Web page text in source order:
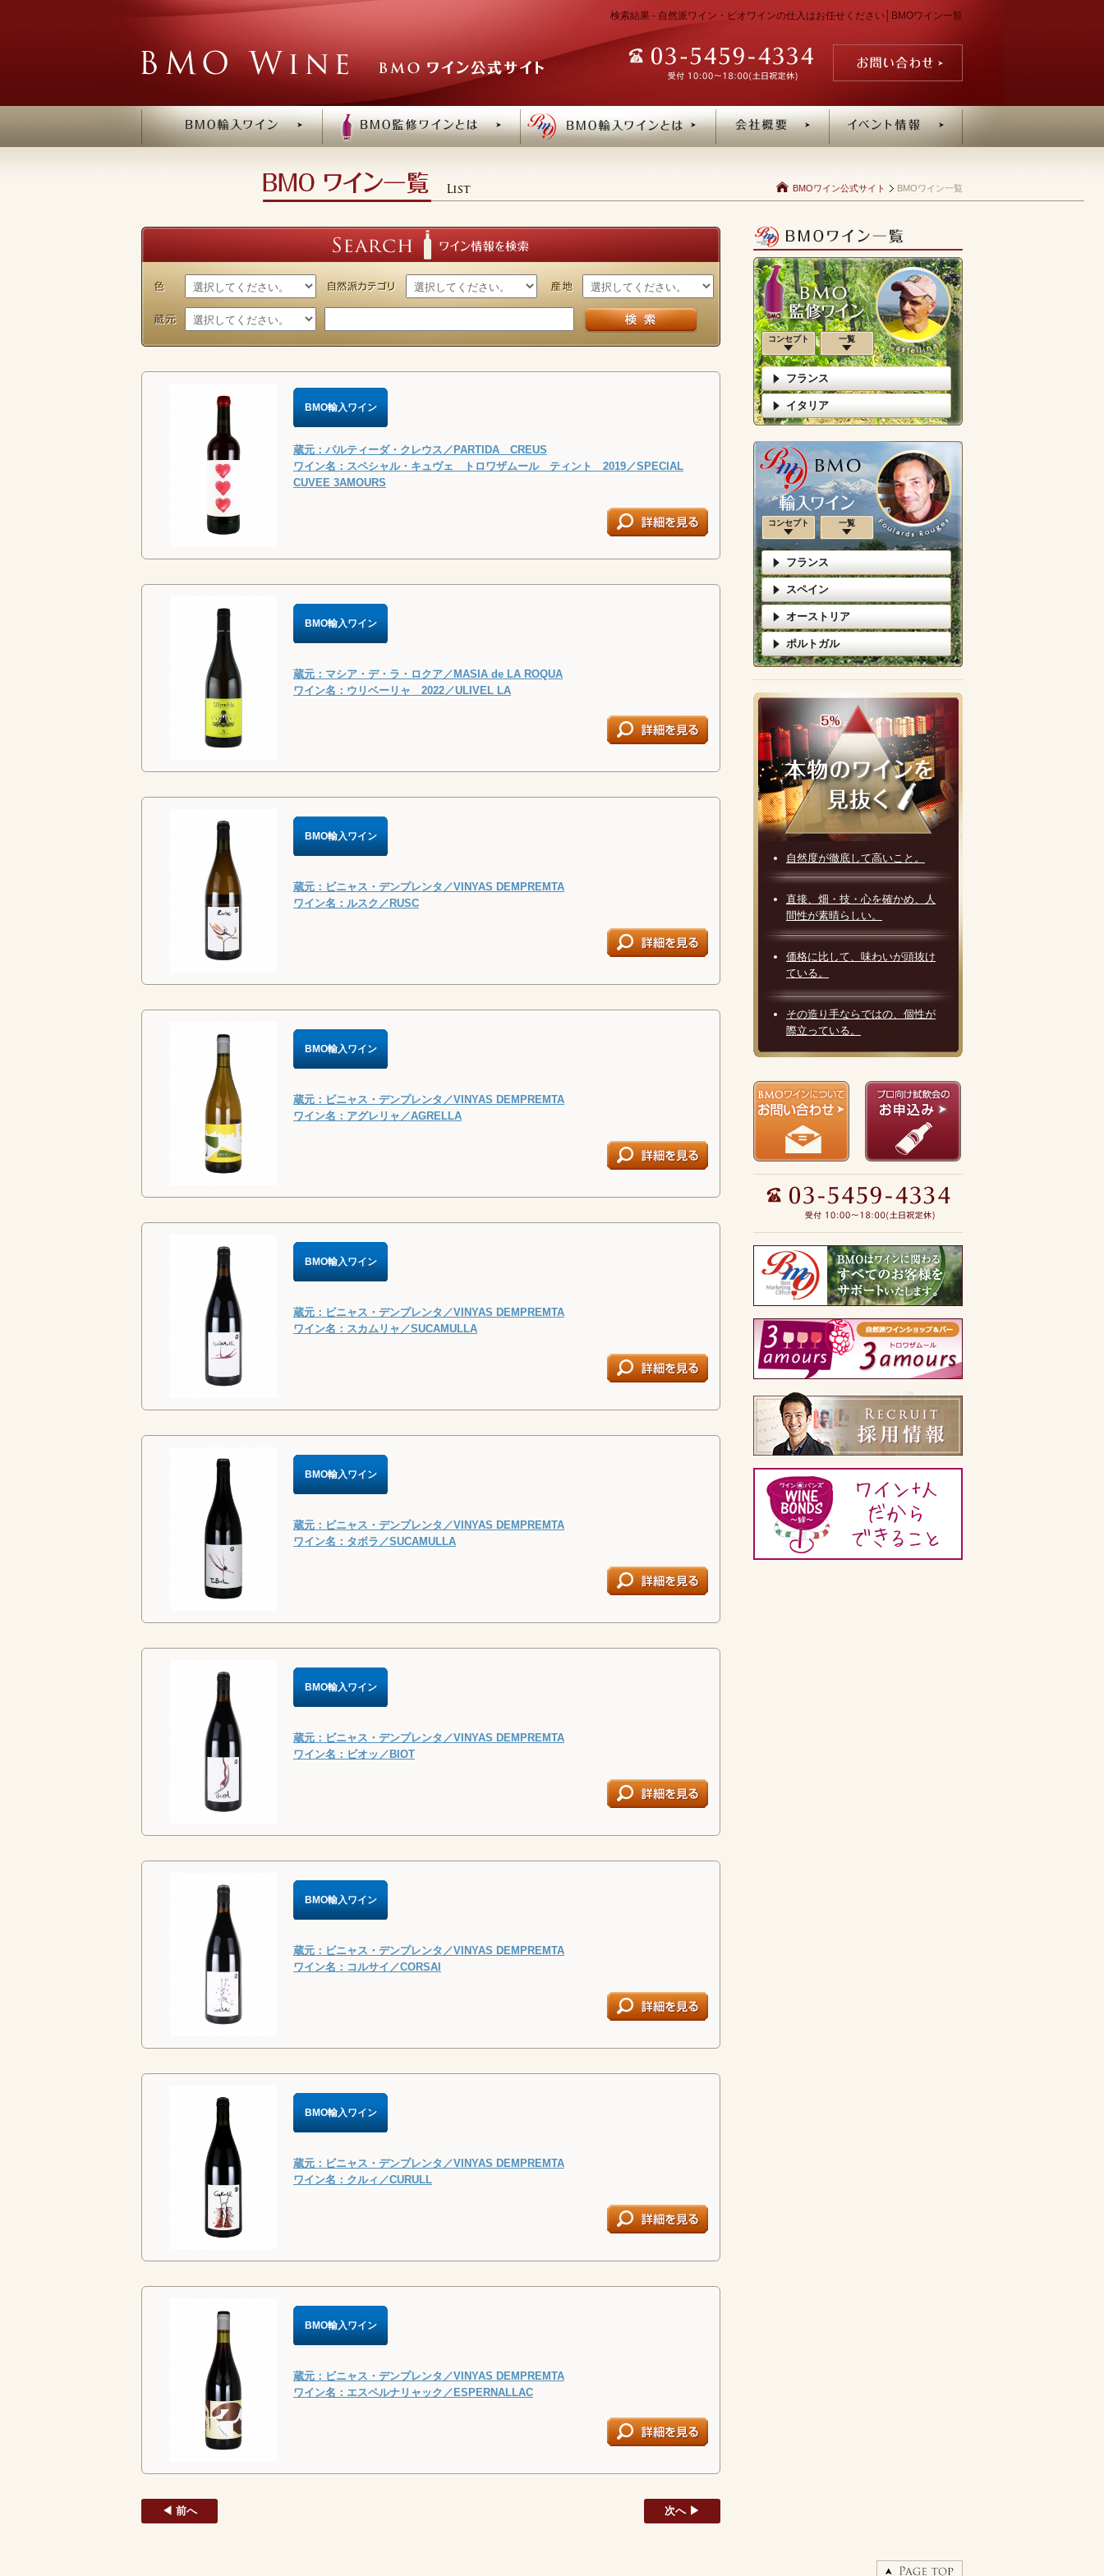
検索結果 - 自然派ワイン・ビオワインの仕入はお任せください│BMOワイン一覧
BMOワイン公式サイト BMOワイン一覧
BMO輸入ワイン
蔵元：パルティーダ・クレウス／PARTIDA CREUS
ワイン名：スペシャル・キュヴェ トロワザムール ティント 2019／SPECIAL
CUVEE 3AMOURS
BMO輸入ワイン
蔵元：マシア・デ・ラ・ロクア／MASIA de LA ROQUA
ワイン名：ウリベーリャ 2022／ULIVEL LA
BMO輸入ワイン
蔵元：ビニャス・デンプレンタ／VINYAS DEMPREMTA
ワイン名：ルスク／RUSC
BMO輸入ワイン
蔵元：ビニャス・デンプレンタ／VINYAS DEMPREMTA
ワイン名：アグレリャ／AGRELLA
BMO輸入ワイン
蔵元：ビニャス・デンプレンタ／VINYAS DEMPREMTA
ワイン名：スカムリャ／SUCAMULLA
BMO輸入ワイン
蔵元：ビニャス・デンプレンタ／VINYAS DEMPREMTA
ワイン名：タボラ／SUCAMULLA
BMO輸入ワイン
蔵元：ビニャス・デンプレンタ／VINYAS DEMPREMTA
ワイン名：ビオッ／BIOT
BMO輸入ワイン
蔵元：ビニャス・デンプレンタ／VINYAS DEMPREMTA
ワイン名：コルサイ／CORSAI
BMO輸入ワイン
蔵元：ビニャス・デンプレンタ／VINYAS DEMPREMTA
ワイン名：クルィ／CURULL
BMO輸入ワイン
蔵元：ビニャス・デンプレンタ／VINYAS DEMPREMTA
ワイン名：エスペルナリャック／ESPERNALLAC
◀ 前へ 次へ ▶
コンセプト 一覧
フランス
イタリア
コンセプト 一覧
フランス
スペイン
オーストリア
ポルトガル
自然度が徹底して高いこと。
直接、畑・技・心を確かめ、人
間性が素晴らしい。
価格に比して、味わいが頭抜け
ている。
その造り手ならではの、個性が
際立っている。